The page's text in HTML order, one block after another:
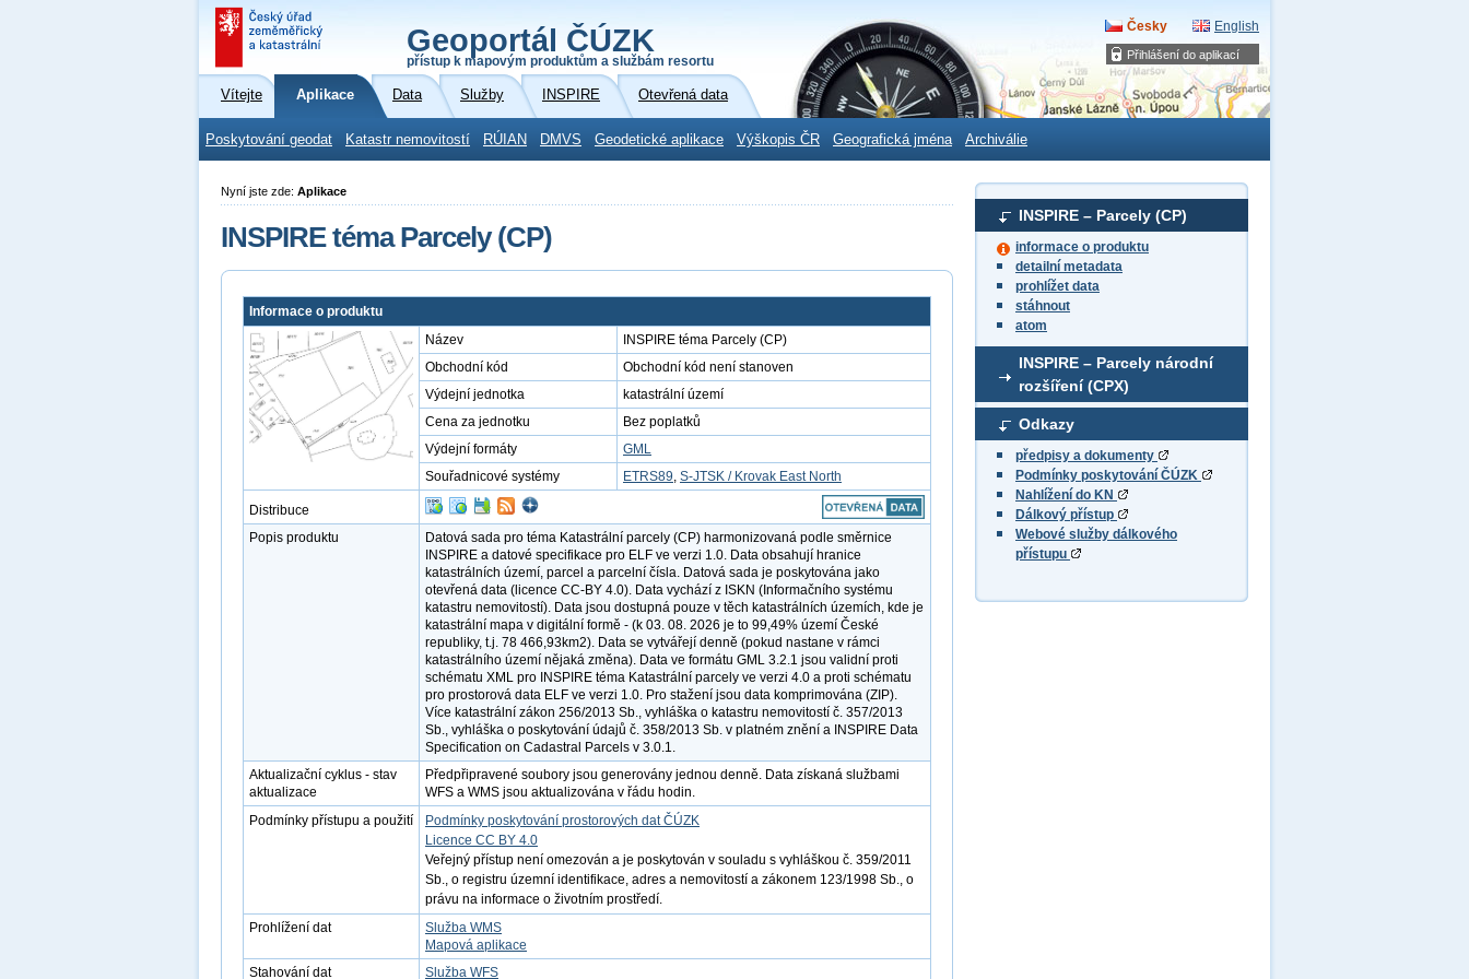
Přihlášení do aplikací
Geoportál ČÚZK
přístup k mapovým produktům a službám resortu
Česky English
Vítejte Aplikace Data Služby INSPIRE Otevřená data
Poskytování geodat Katastr nemovitostí RÚIAN DMVS Geodetické aplikace Výškopis ČR Geografická jména Archiválie
INSPIRE – Parcely (CP)
informace o produktu
detailní metadata
prohlížet data
stáhnout
atom
INSPIRE – Parcely národní
rozšíření (CPX)
Odkazy
předpisy a dokumenty
Podmínky poskytování ČÚZK
Nahlížení do KN
Dálkový přístup
Webové služby dálkového
přístupu
Nyní jste zde: Aplikace
INSPIRE téma Parcely (CP)
Informace o produktu
Název
INSPIRE téma Parcely (CP)
Obchodní kód
Obchodní kód není stanoven
Výdejní jednotka
katastrální území
Cena za jednotku
Bez poplatků
Výdejní formáty
GML
Souřadnicové systémy
ETRS89, S-JTSK / Krovak East North
Distribuce
Popis produktu
Datová sada pro téma Katastrální parcely (CP) harmonizovaná podle směrnice
INSPIRE a datové specifikace pro ELF ve verzi 1.0. Data obsahují hranice
katastrálních území, parcel a parcelní čísla. Datová sada je poskytována jako
otevřená data (licence CC-BY 4.0). Data vychází z ISKN (Informačního systému
katastru nemovitostí). Data jsou dostupná pouze v těch katastrálních územích, kde je
katastrální mapa v digitální formě - (k 03. 08. 2026 je to 99,49% území České
republiky, t.j. 78 466,93km2). Data se vytvářejí denně (pokud nastane v rámci
katastrálního území nějaká změna). Data ve formátu GML 3.2.1 jsou validní proti
schématu XML pro INSPIRE téma Katastrální parcely ve verzi 4.0 a proti schématu
pro prostorová data ELF ve verzi 1.0. Pro stažení jsou data komprimována (ZIP).
Více katastrální zákon 256/2013 Sb., vyhláška o katastru nemovitostí č. 357/2013
Sb., vyhláška o poskytování údajů č. 358/2013 Sb. v platném znění a INSPIRE Data
Specification on Cadastral Parcels v 3.0.1.
Aktualizační cyklus - stav
aktualizace
Předpřipravené soubory jsou generovány jednou denně. Data získaná službami
WFS a WMS jsou aktualizována v řádu hodin.
Podmínky přístupu a použití
Podmínky poskytování prostorových dat ČÚZK
Licence CC BY 4.0
Veřejný přístup není omezován a je poskytován v souladu s vyhláškou č. 359/2011
Sb., o registru územní identifikace, adres a nemovitostí a zákonem 123/1998 Sb., o
právu na informace o životním prostředí.
Prohlížení dat
Služba WMS
Mapová aplikace
Stahování dat
Služba WFS